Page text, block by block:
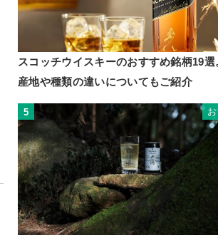
スコッチウイスキーのおすすめ銘柄19選
産地や種類の違いについてもご紹介
5